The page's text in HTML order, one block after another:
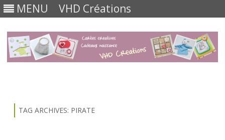
MENU VHD Créations
TAG ARCHIVES: PIRATE